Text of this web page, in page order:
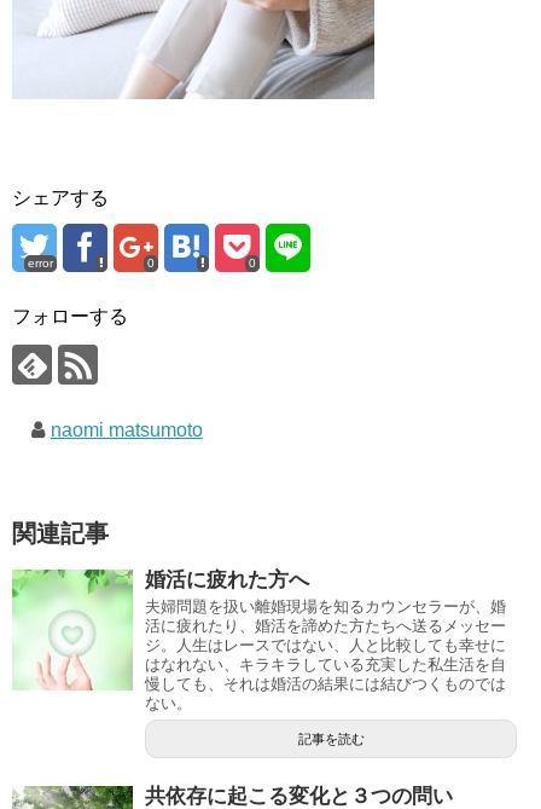
シェアする
error 0 0
フォローする
naomi matsumoto
関連記事
婚活に疲れた方へ
夫婦問題を扱い離婚現場を知るカウンセラーが、婚
活に疲れたり、婚活を諦めた方たちへ送るメッセー
ジ。人生はレースではない、人と比較しても幸せに
はなれない、キラキラしている充実した私生活を自
慢しても、それは婚活の結果には結びつくものでは
ない。
記事を読む
共依存に起こる変化と３つの問い